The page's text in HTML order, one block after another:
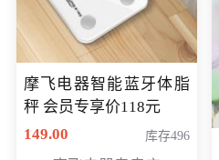
摩飞电器智能蓝牙体脂
秤 会员专享价118元
149.00
库存496